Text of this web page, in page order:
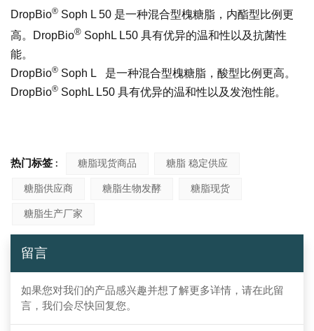
DropBio® Soph L 50 是一种混合型槐糖脂，内酯型比例更
高。DropBio® SophL L50 具有优异的温和性以及抗菌性
能。
DropBio® Soph L 是一种混合型槐糖脂，酸型比例更高。
DropBio® SophL L50 具有优异的温和性以及发泡性能。
热门标签 : 糖脂现货商品
糖脂 稳定供应
糖脂供应商
糖脂生物发酵
糖脂现货
糖脂生产厂家
留言
如果您对我们的产品感兴趣并想了解更多详情，请在此留
言，我们会尽快回复您。